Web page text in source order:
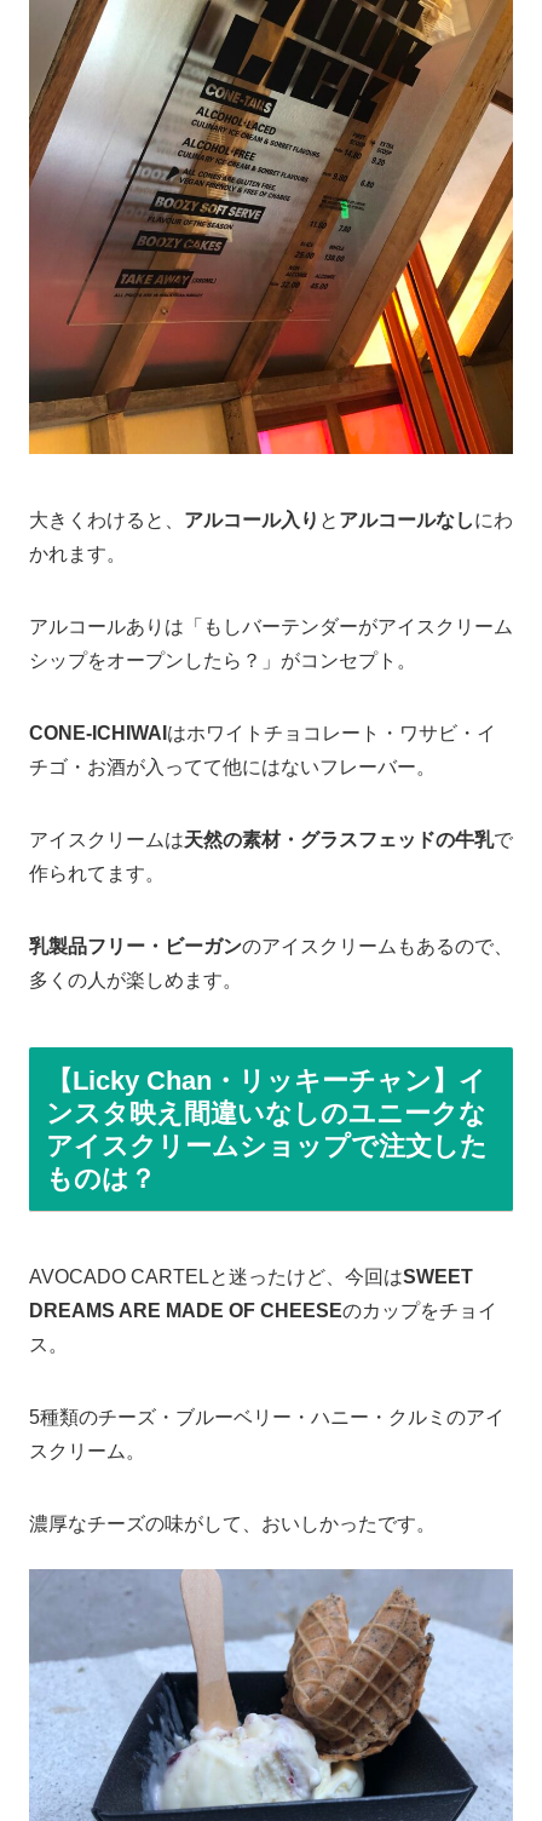
大きくわけると、 アルコール入り と アルコールなしにわ
かれます。
アルコールありは「もしバーテンダーがアイスクリーム
シップをオープンしたら？」がコンセプト。
CONE-ICHIWAI はホワイトチョコレート・ワサビ・イ
チゴ・お酒が入ってて他にはないフレーバー。
アイスクリームは天然の素材・グラスフェッドの牛乳で
作られてます。
乳製品フリー・ビーガンのアイスクリームもあるので、
多くの人が楽しめます。
【Licky Chan・リッキーチャン】イ
ンスタ映え間違いなしのユニークな
アイスクリームショップで注文した
ものは？
AVOCADO CARTELと迷ったけど、今回はSWEET
DREAMS ARE MADE OF CHEESEのカップをチョイ
ス。
5種類のチーズ・ブルーベリー・ハニー・クルミのアイ
スクリーム。
濃厚なチーズの味がして、おいしかったです。